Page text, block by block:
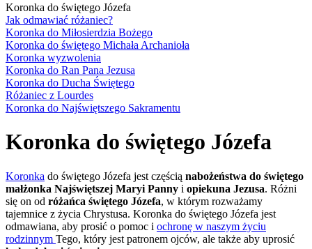
Koronka do świętego Józefa
Jak odmawiać różaniec?
Koronka do Miłosierdzia Bożego
Koronka do świętego Michała Archanioła
Koronka wyzwolenia
Koronka do Ran Pana Jezusa
Koronka do Ducha Świętego
Różaniec z Lourdes
Koronka do Najświętszego Sakramentu
Koronka do świętego Józefa
Koronka do świętego Józefa jest częścią nabożeństwa do świętego
małżonka Najświętszej Maryi Panny i opiekuna Jezusa. Różni
się on od różańca świętego Józefa, w którym rozważamy
tajemnice z życia Chrystusa. Koronka do świętego Józefa jest
odmawiana, aby prosić o pomoc i ochronę w naszym życiu
rodzinnym Tego, który jest patronem ojców, ale także aby uprosić